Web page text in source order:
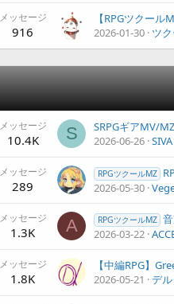
メッセージ
916
2026-01-30 ツ
メッセージ
10.4K S
SRPGギアMV/
2026-06-26 SIVA
メッセージ
289
RPGツクールMZ RPG
2026-05-30
メッセージ
1.3K A RPGツクールMZ 音
2026-03-22
メッセージ
1.8K
2026-05-21
デ